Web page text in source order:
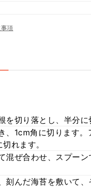
項
切り落とし、半分に
1cm角に切ります。
れます。
ぜ合わせ、スプーン
んだ海苔を敷いて、